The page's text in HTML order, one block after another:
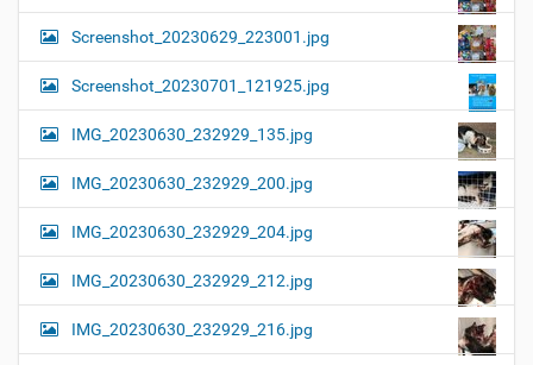
Screenshot_20230629_223001.jpg
Screenshot_20230701_121925.jpg
IMG_20230630_232929_135.jpg
IMG_20230630_232929_200.jpg
IMG_20230630_232929_204.jpg
IMG_20230630_232929_212.jpg
IMG_20230630_232929_216.jpg